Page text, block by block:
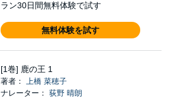
ラン30日間無料体験で試す
無料体験を試す
[1巻] 鹿の王 1
著者： 上橋 菜穂子
ナレーター： 荻野 晴朗